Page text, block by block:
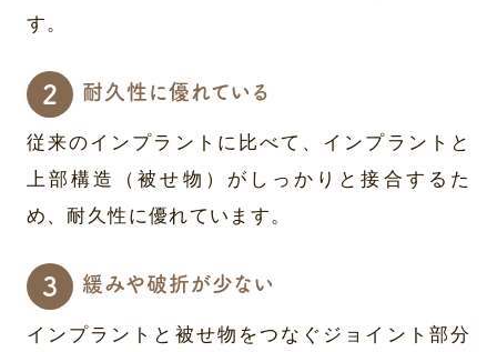
す。
耐久性に優れている
従来のインプラントに比べて、インプラントと
上部構造（被せ物）がしっかりと接合するた
め、耐久性に優れています。
緩みや破折が少ない
インプラントと被せ物をつなぐジョイント部分